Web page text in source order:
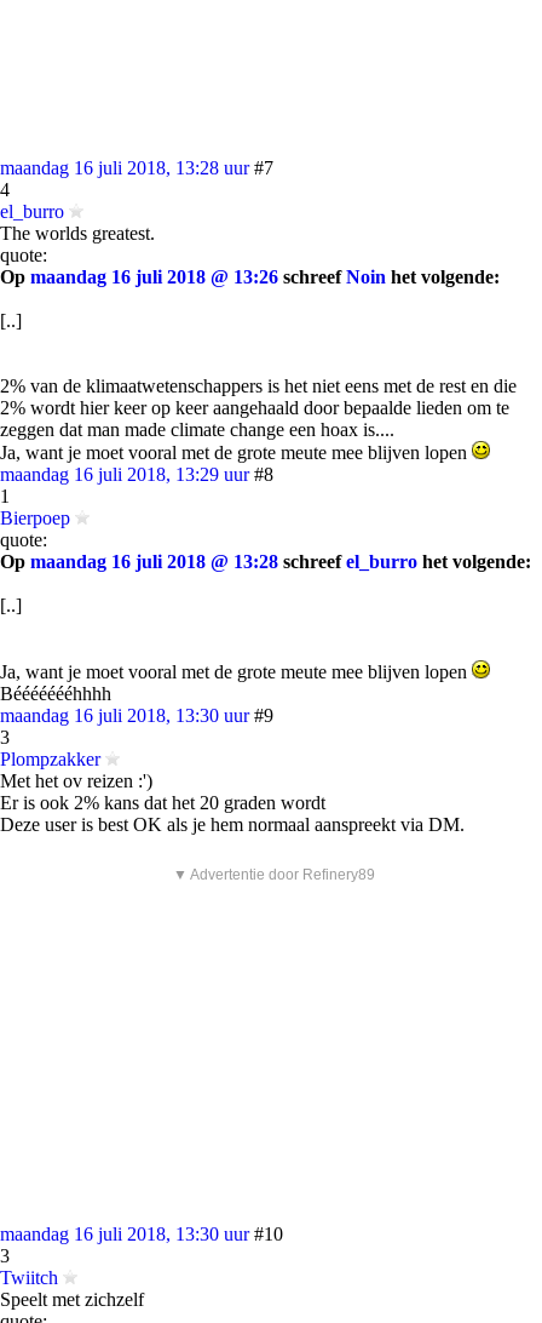
maandag 16 juli 2018, 13:28 uur #7
4
el_burro
The worlds greatest.
quote:
Op maandag 16 juli 2018 @ 13:26 schreefNoin het volgende:
[..]
2% van de klimaatwetenschappers is het niet eens met de rest en die
2% wordt hier keer op keer aangehaald door bepaalde lieden om te
zeggen dat man made climate change een hoax is....
Ja, want je moet vooral met de grote meute mee blijven lopen
maandag 16 juli 2018, 13:29 uur #8
1
Bierpoep
quote:
Op maandag 16 juli 2018 @ 13:28 schreefel_burro het volgende:
[..]
Ja, want je moet vooral met de grote meute mee blijven lopen
Béééééééhhhh
maandag 16 juli 2018, 13:30 uur #9
3
Plompzakker
Met het ov reizen :')
Er is ook 2% kans dat het 20 graden wordt
Deze user is best OK als je hem normaal aanspreekt via DM.
▼ Advertentie door Refinery89
maandag 16 juli 2018, 13:30 uur #10
3
Twiitch
Speelt met zichzelf